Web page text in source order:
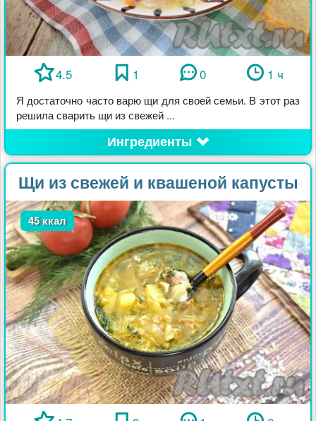
4.5 1 0 1 ч
Я достаточно часто варю щи для своей семьи. В этот раз
решила сварить щи из свежей ...
Ингредиенты
Щи из свежей и квашеной капусты
45 ккал